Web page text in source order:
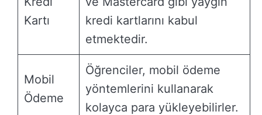
Kartı
kredi kartlarını kabul
etmektedir.
Mobil
Ödeme
Öğrenciler, mobil ödeme
yöntemlerini kullanarak
kolayca para yükleyebilirler.